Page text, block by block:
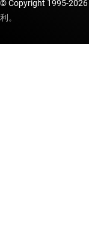
© Copyright 1995-2026
利。